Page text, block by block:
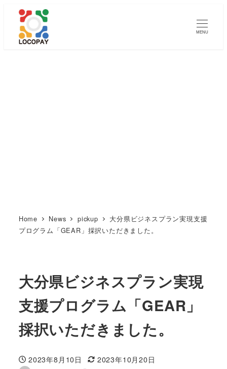
MENU
Home News pickup
大分県ビジネスプラン実現支援
プログラム「GEAR」採択いただきました。
大分県ビジネスプラン実現
支援プログラム「GEAR」
採択いただきました。
投稿日
2023年8月10日
更新日
2023年10月20日